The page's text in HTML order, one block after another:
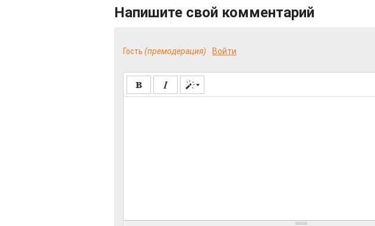
Напишите свой комментарий
Гость (премодерация) Войти